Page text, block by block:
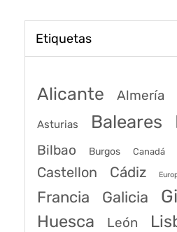
Etiquetas
Alicante Almería
Asturias Baleares
Bilbao Burgos Canadá
Castellon Cádiz
Francia Galicia
Huesca León